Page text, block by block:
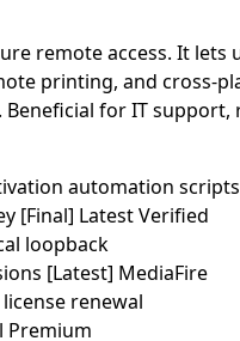
remote access. It
printing, and cross-
for IT
automation scripts
[Final] Latest Verified
loopback
[Latest] MediaFire
renewal
Premium